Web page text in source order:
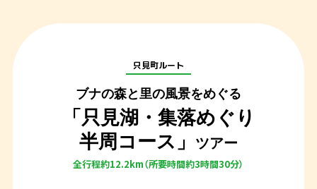
只見町ルート
ブナの森と里の風景をめぐる
「只見湖・集落めぐり
半周コース」
ツアー
全行程約12.2km（所要時間約3時間30分）